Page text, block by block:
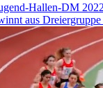
Hallen-DM
aus Dreiergruppe